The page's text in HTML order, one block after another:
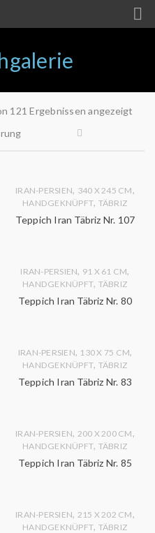
121 Ergebnissen angezeigt
IRAN-PERSIEN, 340 X 245 CM,
HANDGEKNÜPFT, TÄBRIZ
Teppich Iran Täbriz Nr. 107
IRAN-PERSIEN, 91 X 61 CM,
HANDGEKNÜPFT, TÄBRIZ
Teppich Iran Täbriz Nr. 80
IRAN-PERSIEN, 130 X 75 CM,
HANDGEKNÜPFT, TÄBRIZ
Teppich Iran Täbriz Nr. 83
IRAN-PERSIEN, 200 X 200 CM,
HANDGEKNÜPFT, TÄBRIZ
Teppich Iran Täbriz Nr. 85
IRAN-PERSIEN, 215 X 202 CM,
HANDGEKNÜPFT, TÄBRIZ